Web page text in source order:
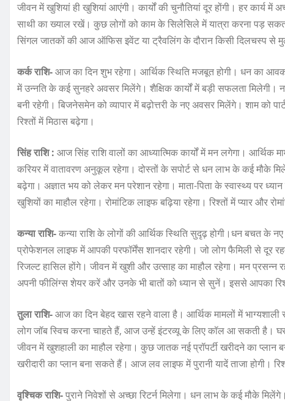
जीवन में खुशियां ही खुशियां आएंगी। कार्यों की चुनौतियां दूर होंगी। हर
साथी का ख्याल रखें। कुछ लोगों को काम के सिलेसिले में यात्रा करना पड़
सिंगल जातकों की आज ऑफिस इवेंट या ट्रैवलिंग के दौरान किसी दिलचस्प से
कर्क राशि-आज का दिन शुभ रहेगा। आर्थिक स्थिति मजबूत होगी। धन का
में उन्नति के कई सुनहरे अवसर मिलेंगे। शैक्षिक कार्यों में बड़ी सफलता मिलेगी।
बनी रहेगी। बिजनेसमेन को व्यापार में बढ़ोत्तरी के नए अवसर मिलेंगे। शाम को
रिश्तों में मिठास बढ़ेगा।
सिंह राशि : आज सिंह राशि वालों का आध्यात्मिक कार्यों में मन लगेगा। आर्थिक
करियर में वातावरण अनुकूल रहेगा। दोस्तों के सपोर्ट से धन लाभ के कई मौके
बढ़ेगा। अज्ञात भय को लेकर मन परेशान रहेगा। माता-पिता के स्वास्थ्य पर
खुशियों का माहौल रहेगा। रोमांटिक लाइफ बढ़िया रहेगा। रिश्तों में प्यार और
कन्या राशि-कन्या राशि के लोगों की आर्थिक स्थिति सुदृढ़ होगी।धन बचत के
प्रोफेशनल लाइफ में आपकी परफॉर्मेंस शानदार रहेगी। जो लोग फैमिली से दूर
रिजल्ट हासिल होंगे। जीवन में खुशी और उत्साह का माहौल रहेगा। मन
अपनी फीलिंग्स शेयर करें और उनके भी बातों को ध्यान से सुनें। इससे आपका
तुला राशि-आज का दिन बेहद खास रहने वाला है। आर्थिक मामलों में
लोग जॉब स्विच करना चाहते हैं, आज उन्हें इंटरव्यू के लिए कॉल आ सकती है।
जीवन में खुशहाली का माहौल रहेगा। कुछ जातक नई प्रॉपर्टी खरीदने का
खरीदारी का प्लान बना सकते हैं। आज लव लाइफ में पुरानी यादें ताजा होगी।
वृश्चिक राशि-पुराने निवेशों से अच्छा रिटर्न मिलेगा। धन लाभ के कई मौके